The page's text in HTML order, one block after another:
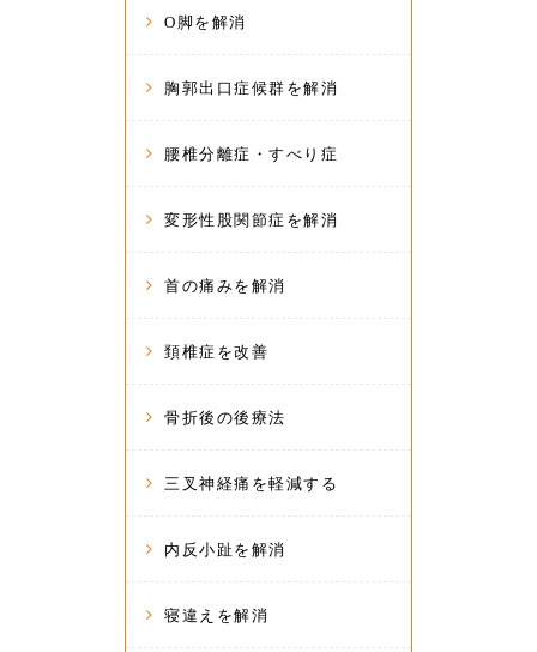
O脚を解消
胸郭出口症候群を解消
腰椎分離症・すべり症
変形性股関節症を解消
首の痛みを解消
頚椎症を改善
骨折後の後療法
三叉神経痛を軽減する
内反小趾を解消
寝違えを解消